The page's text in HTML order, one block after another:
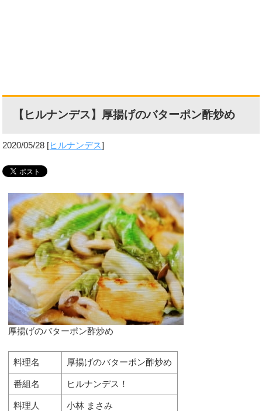
【ヒルナンデス】厚揚げのバターポン酢炒め
2020/05/28 [ヒルナンデス]
厚揚げのバターポン酢炒め
料理名 厚揚げのバターポン酢炒め
番組名 ヒルナンデス！
料理人 小林 まさみ